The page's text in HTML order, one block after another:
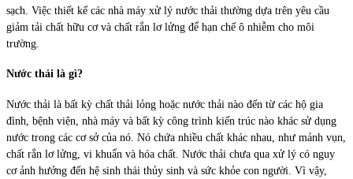
sạch. Việc thiết kế các nhà máy xử lý nước thải thường dựa trên yêu cầu
giảm tải chất hữu cơ và chất rắn lơ lửng để hạn chế ô nhiễm cho môi
trường.
Nước thải là gì?
Nước thải là bất kỳ chất thải lỏng hoặc nước thải nào đến từ các hộ gia
đình, bệnh viện, nhà máy và bất kỳ công trình kiến trúc nào khác sử dụng
nước trong các cơ sở của nó. Nó chứa nhiều chất khác nhau, như mảnh vụn,
chất rắn lơ lửng, vi khuẩn và hóa chất. Nước thải chưa qua xử lý có nguy
cơ ảnh hưởng đến hệ sinh thái thủy sinh và sức khỏe con người. Vì vậy,